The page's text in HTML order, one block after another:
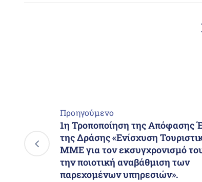
Προηγούμενο
1η Τροποποίηση της Απόφασης
της Δράσης «Ενίσχυση
ΜΜΕ για τον εκσυγχρονισμό
την ποιοτική αναβάθμιση των
παρεχομένων υπηρεσιών».